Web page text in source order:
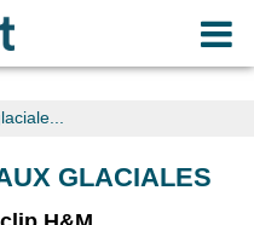
GLACIALES